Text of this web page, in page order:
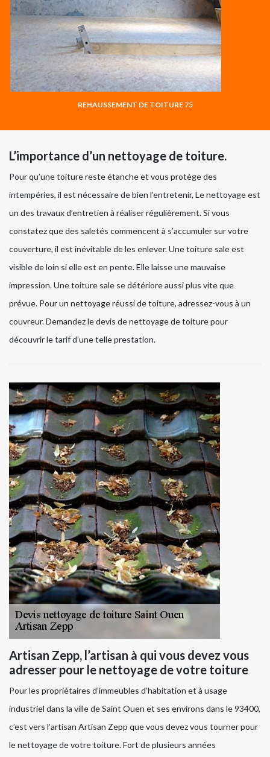
REHAUSSEMENT DE TOITURE 75
L’importance d’un nettoyage de toiture.
Pour qu’une toiture reste étanche et vous protège des
intempéries, il est nécessaire de bien l’entretenir, Le nettoyage est
un des travaux d’entretien à réaliser régulièrement. Si vous
constatez que des saletés commencent à s’accumuler sur votre
couverture, il est inévitable de les enlever. Une toiture sale est
visible de loin si elle est en pente. Elle laisse une mauvaise
impression. Une toiture sale se détériore aussi plus vite que
prévue. Pour un nettoyage réussi de toiture, adressez-vous à un
couvreur. Demandez le devis de nettoyage de toiture pour
découvrir le tarif d’une telle prestation.
Artisan Zepp, l’artisan à qui vous devez vous
adresser pour le nettoyage de votre toiture
Pour les propriétaires d’immeubles d’habitation et à usage
industriel dans la ville de Saint Ouen et ses environs dans le 93400,
c’est vers l’artisan Artisan Zepp que vous devez vous tourner pour
le nettoyage de votre toiture. Fort de plusieurs années